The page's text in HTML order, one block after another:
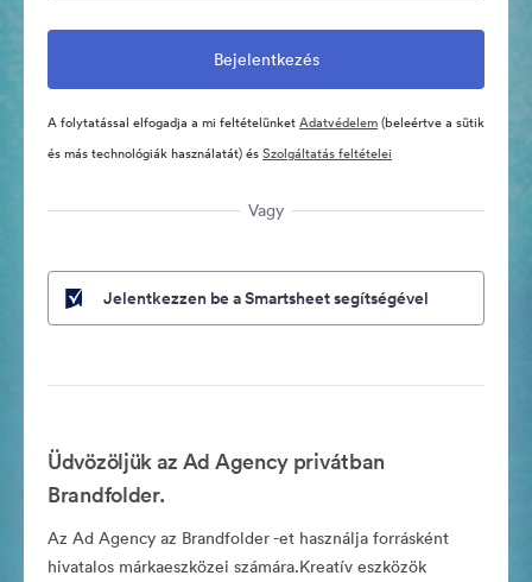
A folytatással elfogadja a mi feltételünketAdatvédelem(beleértve a sütik
és más technológiák használatát) ésSzolgáltatás feltételei
Vagy
Jelentkezzen be a Smartsheet segítségével
Üdvözöljük az Ad Agency privátban
Brandfolder.
Az Ad Agency az Brandfolder -et használja forrásként
hivatalos márkaeszközei számára.Kreatív eszközök